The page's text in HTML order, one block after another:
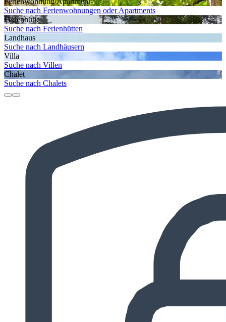
Suche nach Ferienwohnungen oder Apartments
Ferienhütte
Suche nach Ferienhütten
Landhaus
Suche nach Landhäusern
Villa
Suche nach Villen
Chalet
Suche nach Chalets